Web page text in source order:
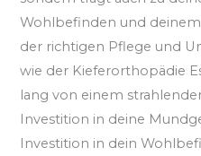
Wohlbefinden und
der richtigen Pflege und
wie der Kieferorthopädie
lang von einem
Investition in deine
Investition in dein